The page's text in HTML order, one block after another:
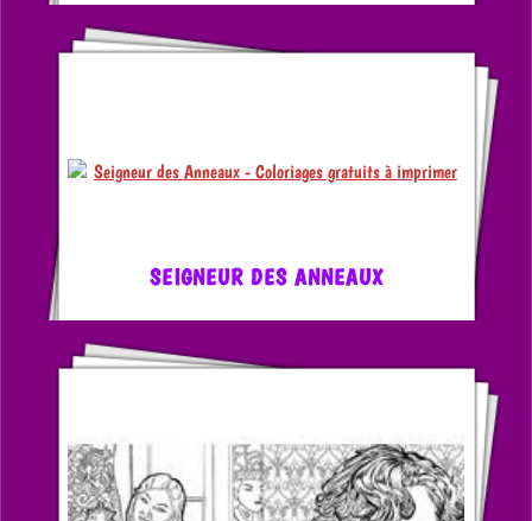
SEIGNEUR DES ANNEAUX